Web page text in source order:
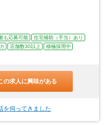
も応募可能
住宅補助（手当）あり
店舗数30以上
積極採用中
の求人に興味がある
を伺ってきました